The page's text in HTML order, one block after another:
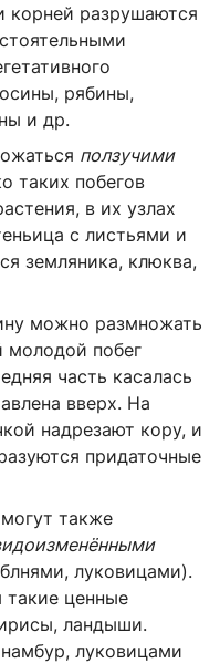
корней разрушаются
рябины,
и др.
ползучими
таких побегов
в их узлах
с листьями и
земляника, клюква,
можно размножать
молодой побег
часть касалась
вверх. На
надрезают кору, и
придаточные
также
луковицами).
ценные
ландыши.
луковицами